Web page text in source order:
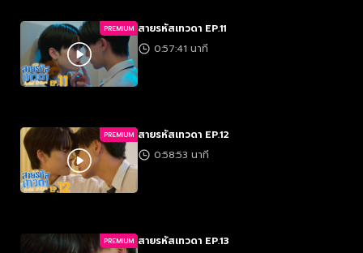
PREMIUM สายรหัสเทวดา EP.11
0:57:41 นาที
PREMIUM สายรหัสเทวดา EP.12
0:58:53 นาที
PREMIUM สายรหัสเทวดา EP.13